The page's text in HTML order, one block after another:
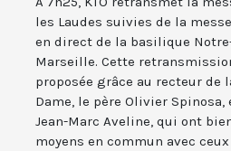
les Laudes suivies de la
en direct de la basilique
Marseille. Cette
proposée grâce au recteur de
Dame, le père Olivier Spinosa,
Jean-Marc Aveline, qui ont
moyens en commun avec